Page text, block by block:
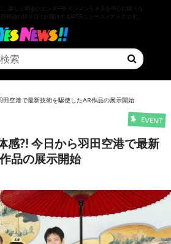
、楽しく明るいエンターテインメントネタを中心に様々な
独自の切り口でお届けするWEBニュースメディアです。
田空港で最新技術を駆使したAR作品の展示開始
EVENT
感?! 今日から羽田空港で最新
品の展示開始